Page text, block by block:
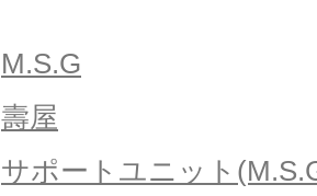
M.S.G
壽屋
サポートユニット